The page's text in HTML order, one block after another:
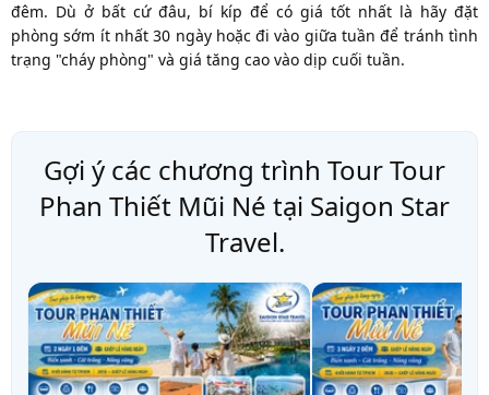
đêm. Dù ở bất cứ đâu, bí kíp để có giá tốt nhất là hãy đặt
phòng sớm ít nhất 30 ngày hoặc đi vào giữa tuần để tránh tình
trạng "cháy phòng" và giá tăng cao vào dịp cuối tuần.
Gợi ý các chương trình Tour Tour
Phan Thiết Mũi Né tại Saigon Star
Travel.